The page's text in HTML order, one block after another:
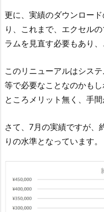
更に、実績のダウンロー
り、これまで、エクセル
ラムを見直す必要もあり、
このリニューアルはシス
等で必要なことなのかも
ところメリット無く、手
さて、7月の実績ですが、
りの水準となっています。